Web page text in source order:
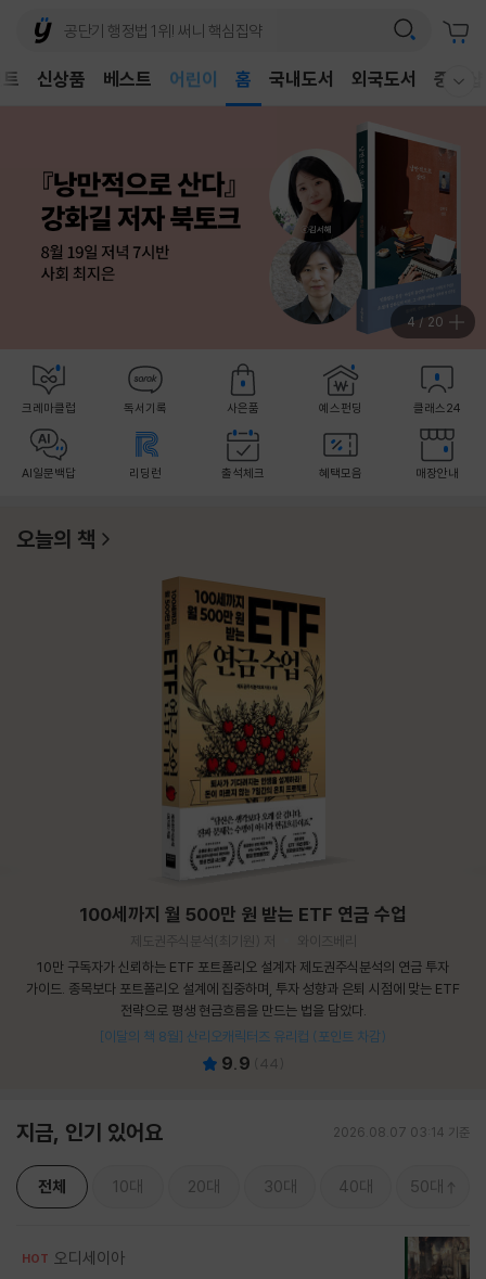
신상품 베스트
어린이
홈 국내도서 외국도서 중고샵
4 / 20
크레마클럽 독서기록 사은품 예스펀딩 클래스24
AI일문백답 리딩런 출석체크 혜택모음 매장안내
오늘의 책
100세까지 월 500만 원 받는 ETF 연금 수업
제도권주식분석(최기원) 저
와이즈베리
10만 구독자가 신뢰하는 ETF 포트폴리오 설계자 제도권주식분석의 연금 투자
가이드. 종목보다 포트폴리오 설계에 집중하며, 투자 성향과 은퇴 시점에 맞는 ETF
전략으로 평생 현금흐름을 만드는 법을 담았다.
[이달의 책 8월] 산리오캐릭터즈 유리컵 (포인트 차감)
9.9 44
지금, 인기 있어요 2026.08.07 03:14 기준
전체 10대 20대 30대 40대 50대
HOT 오디세이아